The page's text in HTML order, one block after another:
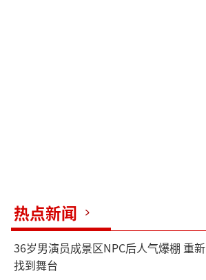
热点新闻
36岁男演员成景区NPC后人气爆棚 重新
找到舞台